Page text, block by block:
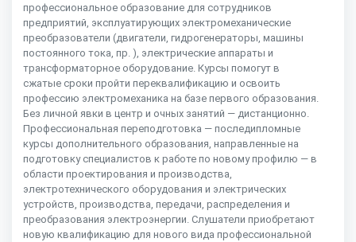
профессиональное образование для сотрудников
предприятий, эксплуатирующих электромеханические
преобразователи (двигатели, гидрогенераторы, машины
постоянного тока, пр. ), электрические аппараты и
трансформаторное оборудование. Курсы помогут в
сжатые сроки пройти переквалификацию и освоить
профессию электромеханика на базе первого образования.
Без личной явки в центр и очных занятий — дистанционно.
Профессиональная переподготовка — последипломные
курсы дополнительного образования, направленные на
подготовку специалистов к работе по новому профилю — в
области проектирования и производства,
электротехнического оборудования и электрических
устройств, производства, передачи, распределения и
преобразования электроэнергии. Слушатели приобретают
новую квалификацию для нового вида профессиональной